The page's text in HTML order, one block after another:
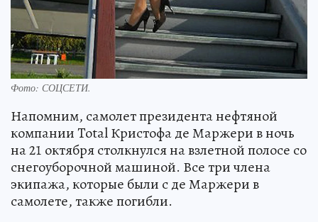
Фото: СОЦСЕТИ.
Напомним, самолет президента нефтяной
компании Total Кристофа де Маржери в ночь
на 21 октября столкнулся на взлетной полосе со
снегоуборочной машиной. Все три члена
экипажа, которые были с де Маржери в
самолете, также погибли.